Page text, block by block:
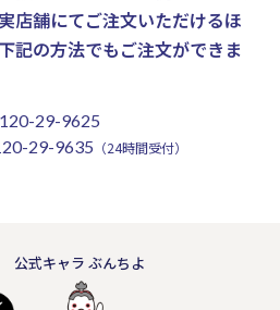
店舗にてご注文いただけるほ
記の方法でもご注文ができま
29-9625
29-9635 （24時間受付）
公式キャラ ぶんちよ